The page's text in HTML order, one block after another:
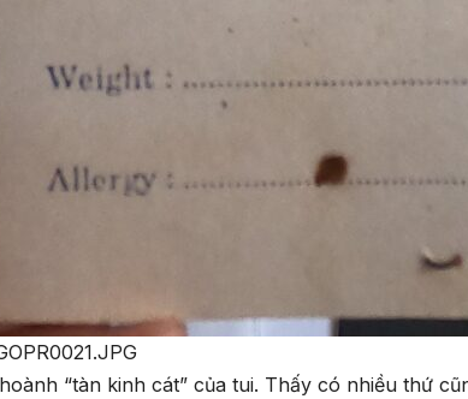
“tàn kinh cát” của tui. Thấy có nhiều thứ